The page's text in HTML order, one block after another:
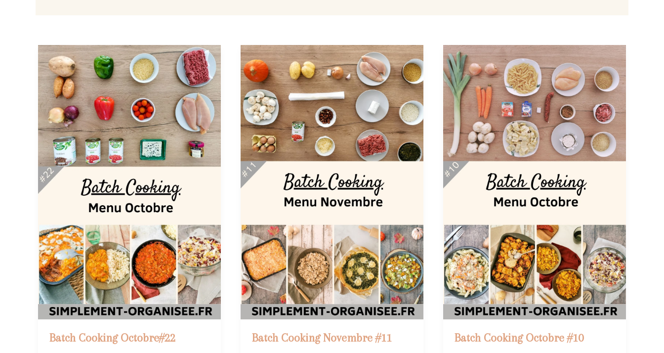
Batch Cooking Octobre#22
Batch
Cooking
Octobre#22
Batch Cooking Novembre #11
Batch
Cooking
Novembre
#11
Batch Cooking Octobre #10
Batch
Cooking
Octobre
#10